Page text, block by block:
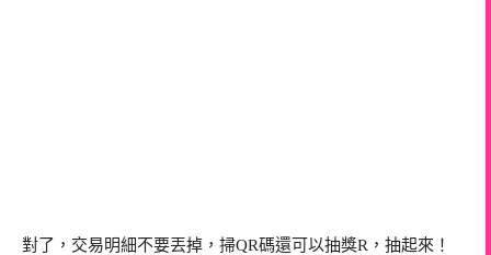
對了，交易明細不要丟掉，掃QR碼還可以抽獎R，抽起來！